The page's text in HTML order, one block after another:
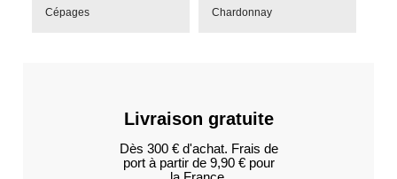
Cépages Chardonnay
Livraison gratuite
Dès 300 € d'achat. Frais de
port à partir de 9,90 € pour